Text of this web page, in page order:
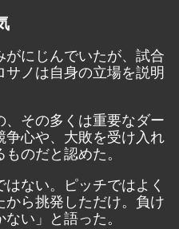
にじんでいたが、試合
ノは自身の立場を説明
その多くは重要なダー
争心や、大敗を受け入れ
のだと認めた。
はない。ピッチではよく
ら挑発しただけ。負け
い」と語った。